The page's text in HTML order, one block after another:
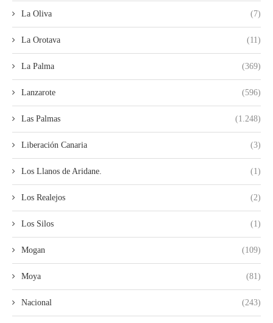
La Oliva (7)
La Orotava (11)
La Palma (369)
Lanzarote (596)
Las Palmas (1.248)
Liberación Canaria (3)
Los Llanos de Aridane. (1)
Los Realejos (2)
Los Silos (1)
Mogan (109)
Moya (81)
Nacional (243)